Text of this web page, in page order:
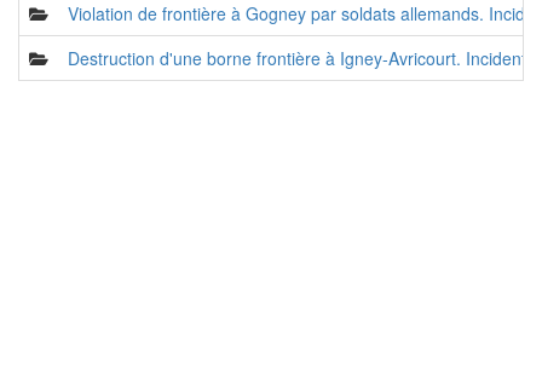
Violation de frontière à Gogney par soldats allemands.
Destruction d'une borne frontière à Igney-Avricourt. Incident